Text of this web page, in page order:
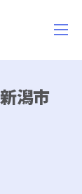
潟市